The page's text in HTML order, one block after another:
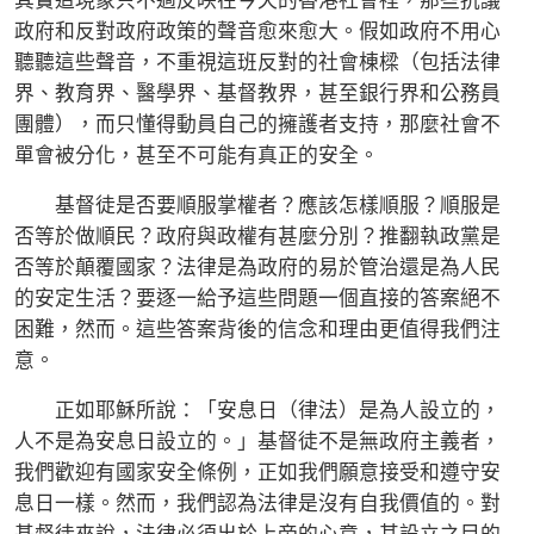
政府和反對政府政策的聲音愈來愈大。假如政府不用心
聽聽這些聲音，不重視這班反對的社會棟樑（包括法律
界、教育界、醫學界、基督教界，甚至銀行界和公務員
團體），而只懂得動員自己的擁護者支持，那麼社會不
單會被分化，甚至不可能有真正的安全。
基督徒是否要順服掌權者？應該怎樣順服？順服是
否等於做順民？政府與政權有甚麼分別？推翻執政黨是
否等於顛覆國家？法律是為政府的易於管治還是為人民
的安定生活？要逐一給予這些問題一個直接的答案絕不
困難，然而。這些答案背後的信念和理由更值得我們注
意。
正如耶穌所說：「安息日（律法）是為人設立的，
人不是為安息日設立的。」基督徒不是無政府主義者，
我們歡迎有國家安全條例，正如我們願意接受和遵守安
息日一樣。然而，我們認為法律是沒有自我價值的。對